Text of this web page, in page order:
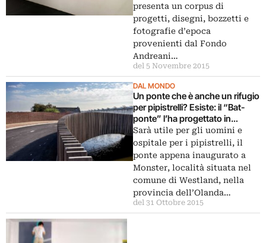
presenta un corpus di
progetti, disegni, bozzetti e
fotografie d’epoca
provenienti dal Fondo
Andreani…
del 5 Novembre 2015
DAL MONDO
Un ponte che è anche un rifugio
per pipistrelli? Esiste: il “Bat-
ponte” l’ha progettato in
Olanda NEXT Architects: ecco
le immagini
Sarà utile per gli uomini e
ospitale per i pipistrelli, il
ponte appena inaugurato a
Monster, località situata nel
comune di Westland, nella
provincia dell’Olanda…
del 31 Ottobre 2015